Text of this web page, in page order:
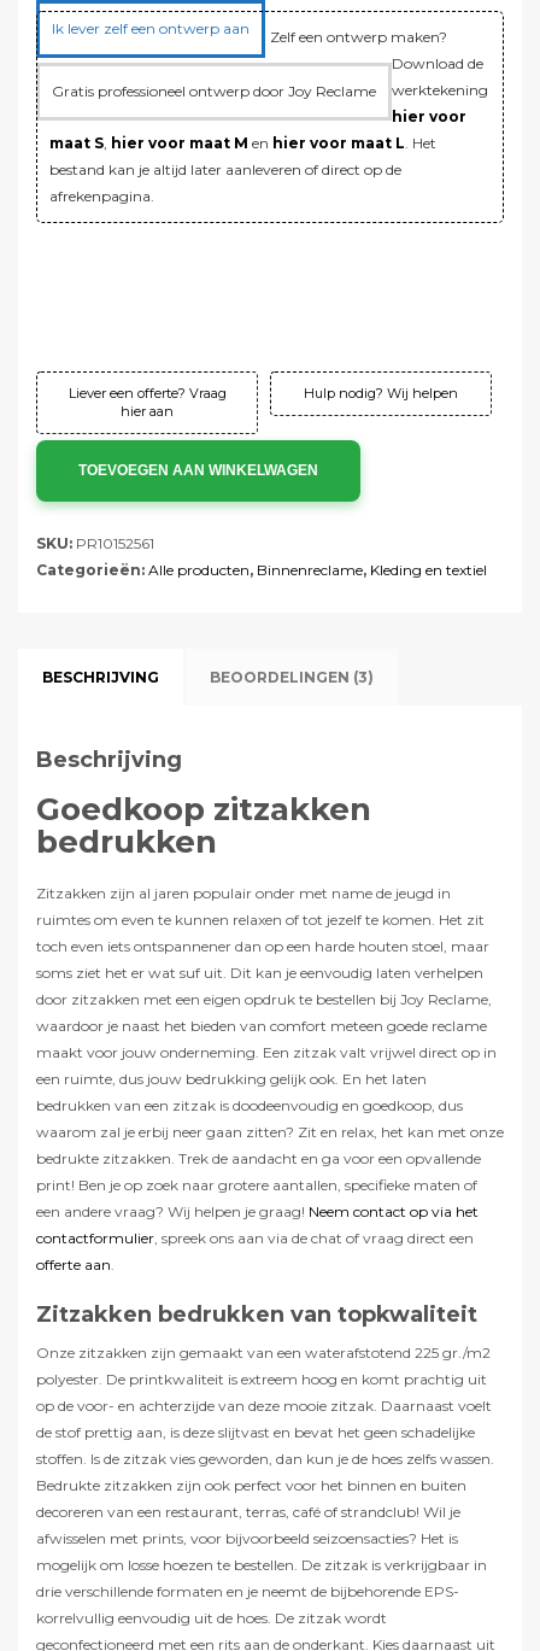
Ik lever zelf een ontwerp aan
Gratis professioneel ontwerp door Joy Reclame
Zelf een ontwerp maken?
Download de
werktekening
hier voor
maat S hier voor maat M en hier voor maat L . Het
bestand kan je altijd later aanleveren of direct op de
afrekenpagina.
Liever een offerte? Vraag
hier aan
Hulp nodig? Wij helpen
TOEVOEGEN AAN WINKELWAGEN
SKU: PR10152561
Categorieën: Alle producten, Binnenreclame, Kleding en textiel
BESCHRIJVING BEOORDELINGEN (3)
Beschrijving
Goedkoop zitzakken
bedrukken
Zitzakken zijn al jaren populair onder met name de jeugd in
ruimtes om even te kunnen relaxen of tot jezelf te komen. Het zit
toch even iets ontspannener dan op een harde houten stoel, maar
soms ziet het er wat suf uit. Dit kan je eenvoudig laten verhelpen
door zitzakken met een eigen opdruk te bestellen bij Joy Reclame,
waardoor je naast het bieden van comfort meteen goede reclame
maakt voor jouw onderneming. Een zitzak valt vrijwel direct op in
een ruimte, dus jouw bedrukking gelijk ook. En het laten
bedrukken van een zitzak is doodeenvoudig en goedkoop, dus
waarom zal je erbij neer gaan zitten? Zit en relax, het kan met onze
bedrukte zitzakken. Trek de aandacht en ga voor een opvallende
print! Ben je op zoek naar grotere aantallen, specifieke maten of
een andere vraag? Wij helpen je graag! Neem contact op via het
contactformulier , spreek ons aan via de chat of vraag direct een
offerte aan
Zitzakken bedrukken van topkwaliteit
Onze zitzakken zijn gemaakt van een waterafstotend 225 gr./m2
polyester. De printkwaliteit is extreem hoog en komt prachtig uit
op de voor- en achterzijde van deze mooie zitzak. Daarnaast voelt
de stof prettig aan, is deze slijtvast en bevat het geen schadelijke
stoffen. Is de zitzak vies geworden, dan kun je de hoes zelfs wassen.
Bedrukte zitzakken zijn ook perfect voor het binnen en buiten
decoreren van een restaurant, terras, café of strandclub! Wil je
afwisselen met prints, voor bijvoorbeeld seizoensacties? Het is
mogelijk om losse hoezen te bestellen. De zitzak is verkrijgbaar in
drie verschillende formaten en je neemt de bijbehorende EPS-
korrelvullig eenvoudig uit de hoes. De zitzak wordt
geconfectioneerd met een rits aan de onderkant. Kies daarnaast uit